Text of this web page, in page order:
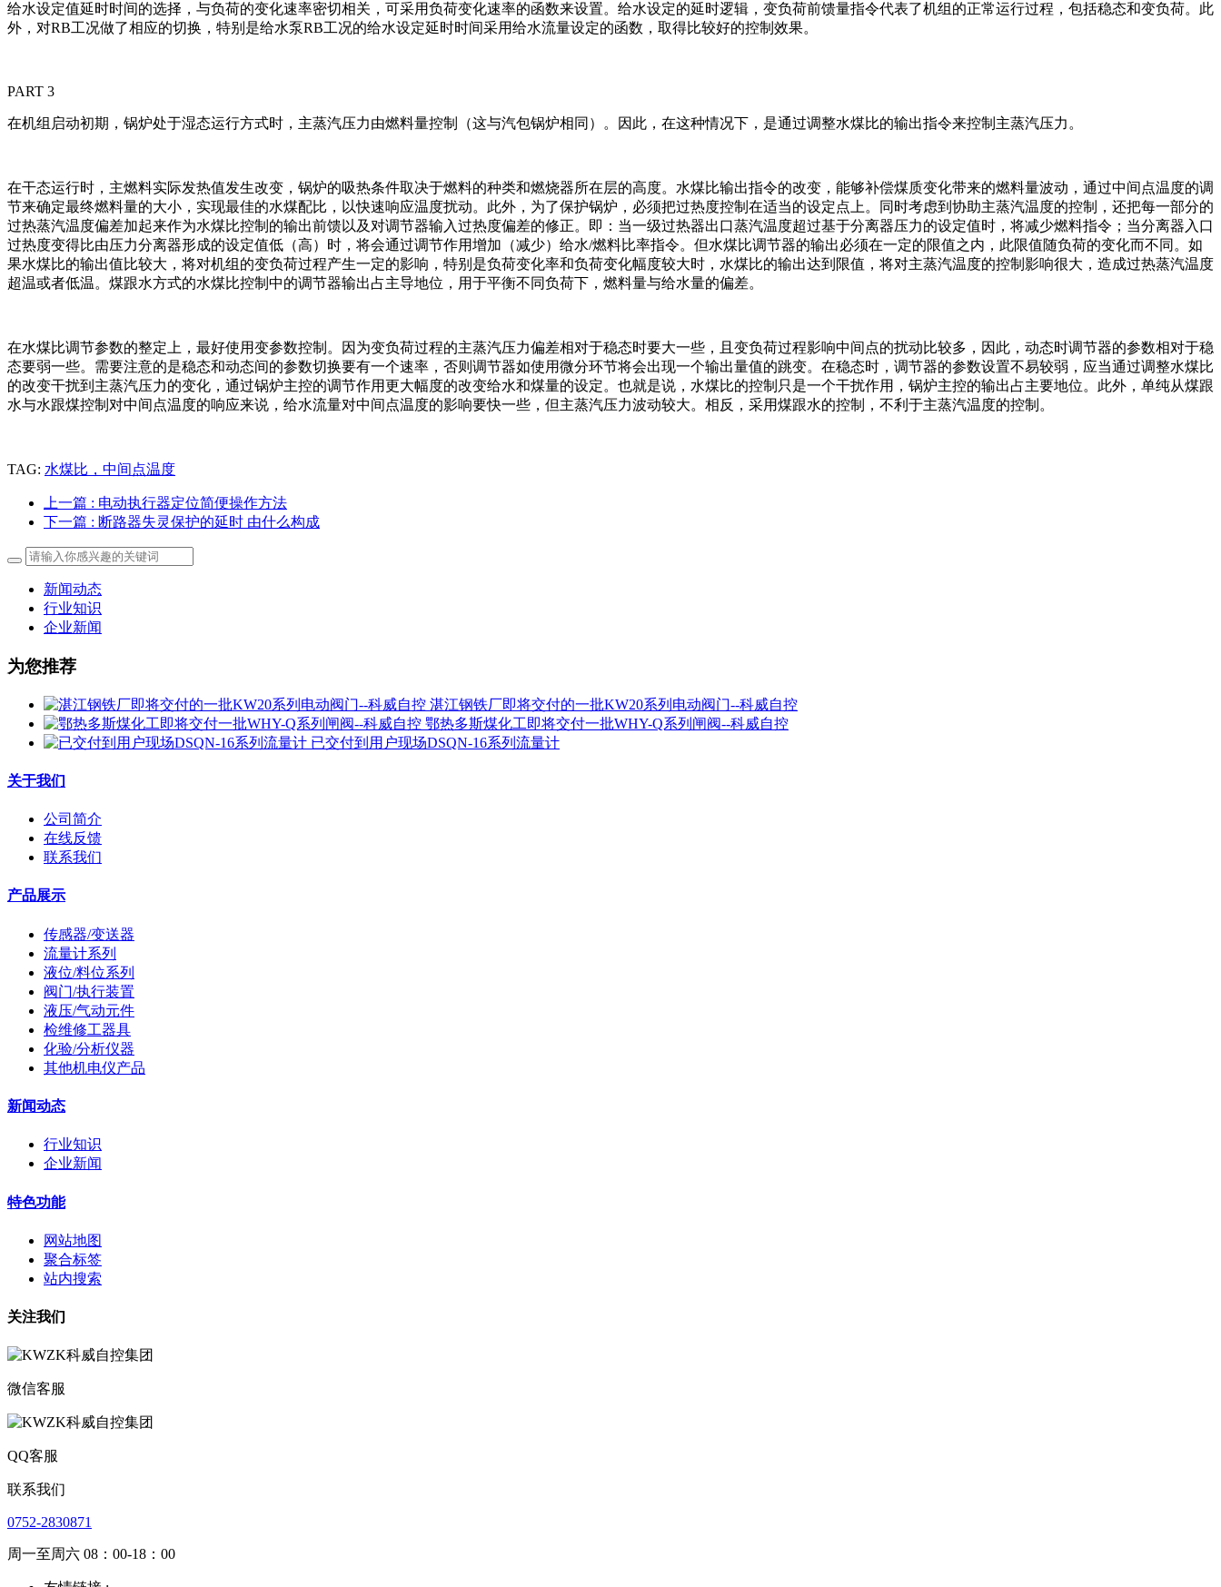
给水设定值延时时间的选择，与负荷的变化速率密切相关，可采用负荷变化速率的函数来设置。给水设定的延时逻辑，变负荷前馈量指令代表了机组的正常运行过程，包括稳态和变负荷。此
外，对RB工况做了相应的切换，特别是给水泵RB工况的给水设定延时时间采用给水流量设定的函数，取得比较好的控制效果。
PART 3
在机组启动初期，锅炉处于湿态运行方式时，主蒸汽压力由燃料量控制（这与汽包锅炉相同）。因此，在这种情况下，是通过调整水煤比的输出指令来控制主蒸汽压力。
在干态运行时，主燃料实际发热值发生改变，锅炉的吸热条件取决于燃料的种类和燃烧器所在层的高度。水煤比输出指令的改变，能够补偿煤质变化带来的燃料量波动，通过中间点温度的调
节来确定最终燃料量的大小，实现最佳的水煤配比，以快速响应温度扰动。此外，为了保护锅炉，必须把过热度控制在适当的设定点上。同时考虑到协助主蒸汽温度的控制，还把每一部分的
过热蒸汽温度偏差加起来作为水煤比控制的输出前馈以及对调节器输入过热度偏差的修正。即：当一级过热器出口蒸汽温度超过基于分离器压力的设定值时，将减少燃料指令；当分离器入口
过热度变得比由压力分离器形成的设定值低（高）时，将会通过调节作用增加（减少）给水/燃料比率指令。但水煤比调节器的输出必须在一定的限值之内，此限值随负荷的变化而不同。如
果水煤比的输出值比较大，将对机组的变负荷过程产生一定的影响，特别是负荷变化率和负荷变化幅度较大时，水煤比的输出达到限值，将对主蒸汽温度的控制影响很大，造成过热蒸汽温度
超温或者低温。煤跟水方式的水煤比控制中的调节器输出占主导地位，用于平衡不同负荷下，燃料量与给水量的偏差。
在水煤比调节参数的整定上，最好使用变参数控制。因为变负荷过程的主蒸汽压力偏差相对于稳态时要大一些，且变负荷过程影响中间点的扰动比较多，因此，动态时调节器的参数相对于稳
态要弱一些。需要注意的是稳态和动态间的参数切换要有一个速率，否则调节器如使用微分环节将会出现一个输出量值的跳变。在稳态时，调节器的参数设置不易较弱，应当通过调整水煤比
的改变干扰到主蒸汽压力的变化，通过锅炉主控的调节作用更大幅度的改变给水和煤量的设定。也就是说，水煤比的控制只是一个干扰作用，锅炉主控的输出占主要地位。此外，单纯从煤跟
水与水跟煤控制对中间点温度的响应来说，给水流量对中间点温度的影响要快一些，但主蒸汽压力波动较大。相反，采用煤跟水的控制，不利于主蒸汽温度的控制。
TAG: 水煤比，中间点温度
上一篇 : 电动执行器定位简便操作方法
下一篇 : 断路器失灵保护的延时 由什么构成
新闻动态
行业知识
企业新闻
为您推荐
湛江钢铁厂即将交付的一批KW20系列电动阀门--科威自控
鄂热多斯煤化工即将交付一批WHY-Q系列闸阀--科威自控
已交付到用户现场DSQN-16系列流量计
关于我们
公司简介
在线反馈
联系我们
产品展示
传感器/变送器
流量计系列
液位/料位系列
阀门/执行装置
液压/气动元件
检维修工器具
化验/分析仪器
其他机电仪产品
新闻动态
行业知识
企业新闻
特色功能
网站地图
聚合标签
站内搜索
关注我们
微信客服
QQ客服
联系我们
0752-2830871
周一至周六 08：00-18：00